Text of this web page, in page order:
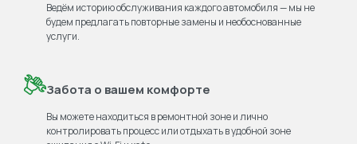
Ведём историю обслуживания каждого автомобиля — мы не
будем предлагать повторные замены и необоснованные
услуги.
Забота о вашем комфорте
Вы можете находиться в ремонтной зоне и лично
контролировать процесс или отдыхать в удобной зоне